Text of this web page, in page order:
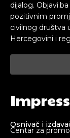
dijalog.
pozitivnim
civilnog društva
Hercegovini i
Osnivač i
Centar za